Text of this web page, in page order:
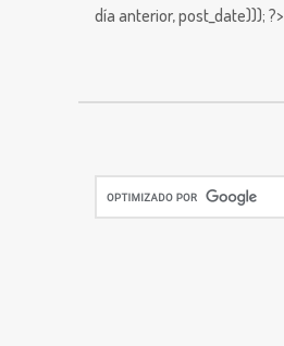
día anterior,post_date))); ?>